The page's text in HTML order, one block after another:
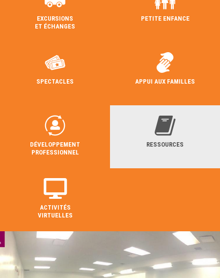
EXCURSIONS
ET ÉCHANGES
PETITE ENFANCE
SPECTACLES APPUI AUX FAMILLES
DÉVELOPPEMENT
PROFESSIONNEL
RESSOURCES
ACTIVITÉS
VIRTUELLES
RECHERCHE DANS LE RÉPERTOIRE